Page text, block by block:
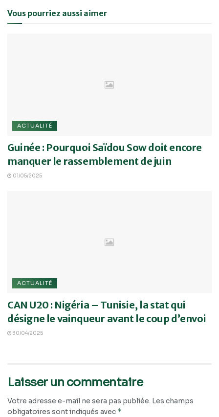
Vous pourriez aussi aimer
ACTUALITÉ
Guinée : Pourquoi Saïdou Sow doit encore
manquer le rassemblement de juin
01/05/2025
ACTUALITÉ
CAN U20 : Nigéria – Tunisie, la stat qui
désigne le vainqueur avant le coup d’envoi
30/04/2025
Laisser un commentaire
Votre adresse e-mail ne sera pas publiée. Les champs
obligatoires sont indiqués avec *